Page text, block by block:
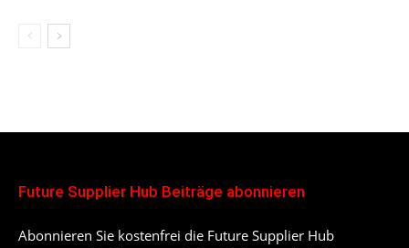
Future Supplier Hub Beiträge abonnieren
Abonnieren Sie kostenfrei die Future Supplier Hub